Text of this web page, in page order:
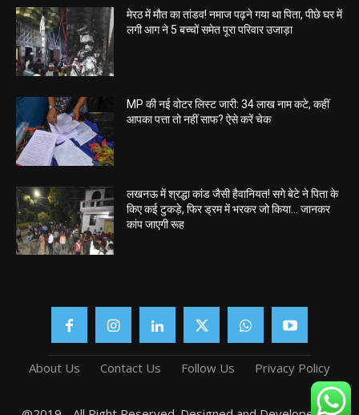
मेरठ में मौत का तांडव! नमाज पढ़ने गया था पिता, पीछे घर में
लगी आग ने 5 बच्चों समेत पूरा परिवार उजाड़ा
MP की नई वोटर लिस्ट जारी: 34 लाख नाम कटे, कहीं
आपका पत्ता तो नहीं साफ? ऐसे करें चेक
लखनऊ में श्रद्धा कांड जैसी हैवानियत! सगे बेटे ने पिता के
किए कई टुकड़े, फिर ड्रम में भरकर जो किया… जानकर
कांप जाएगी रूह
About Us Contact Us Follow Us Privacy Policy